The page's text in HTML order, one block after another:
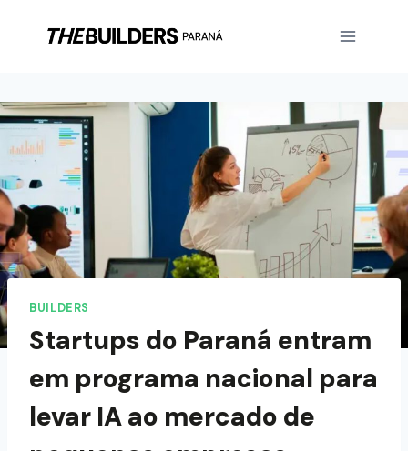
BUILDERS
Startups do Paraná entram
em programa nacional para
levar IA ao mercado de